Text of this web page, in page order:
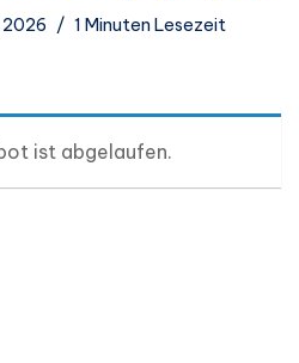
2026 1 Minuten Lesezeit
ist abgelaufen.